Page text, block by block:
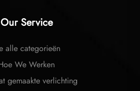
Our Service
alle categorieën
We Werken
gemaakte verlichting